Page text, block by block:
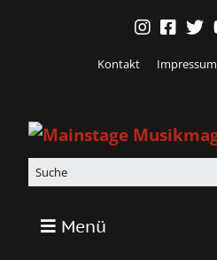
Kontakt Impressum
Menü